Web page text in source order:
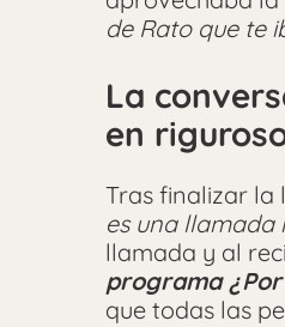
de Rato que te
La
en
Tras finalizar la
es una llamada
llamada y al
programa
que todas las